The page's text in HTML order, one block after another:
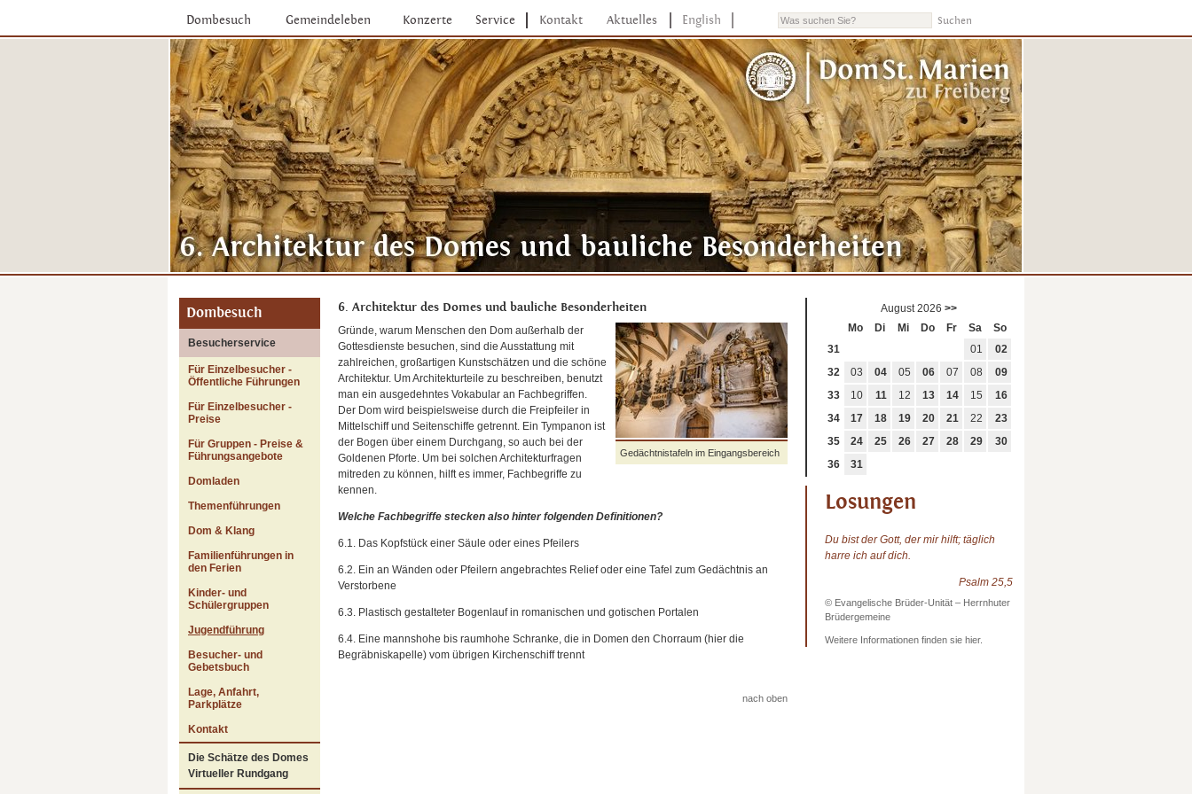
Dombesuch Gemeindeleben Konzerte Service Kontakt Aktuelles English
Dom
St. Marien
Dombesuch
Besucherservice
Für Einzelbesucher -
Öffentliche Führungen
Für Einzelbesucher -
Preise
Für Gruppen - Preise &
Führungsangebote
Domladen
Themenführungen
Dom & Klang
Familienführungen in
den Ferien
Kinder- und
Schülergruppen
Jugendführung
Besucher- und
Gebetsbuch
Lage, Anfahrt,
Parkplätze
Kontakt
Die Schätze des Domes
Virtueller Rundgang
6. Architektur des Domes und bauliche Besonderheiten
Gedächtnistafeln im Eingangsbereich
Gründe, warum Menschen den Dom außerhalb der
Gottesdienste besuchen, sind die Ausstattung mit
zahlreichen, großartigen Kunstschätzen und die schöne
Architektur. Um Architekturteile zu beschreiben, benutzt
man ein ausgedehntes Vokabular an Fachbegriffen.
Der Dom wird beispielsweise durch die Freipfeiler in
Mittelschiff und Seitenschiffe getrennt. Ein Tympanon ist
der Bogen über einem Durchgang, so auch bei der
Goldenen Pforte. Um bei solchen Architekturfragen
mitreden zu können, hilft es immer, Fachbegriffe zu
kennen.
Welche Fachbegriffe stecken also hinter folgenden Definitionen?
6.1. Das Kopfstück einer Säule oder eines Pfeilers
6.2. Ein an Wänden oder Pfeilern angebrachtes Relief oder eine Tafel zum Gedächtnis an
Verstorbene
6.3. Plastisch gestalteter Bogenlauf in romanischen und gotischen Portalen
6.4. Eine mannshohe bis raumhohe Schranke, die in Domen den Chorraum (hier die
Begräbniskapelle) vom übrigen Kirchenschiff trennt
nach oben
August 2026 >>
Mo
Di Mi Do Fr Sa
So
31
01
02
32
03 04 05 06 07 08
09
33
10 11 12 13 14 15
16
34
17 18 19 20 21 22
23
35
24 25 26 27 28 29
30
36
31
Losungen
Du bist der Gott, der mir hilft; täglich
harre ich auf dich.
Psalm 25,5
© Evangelische Brüder-Unität – Herrnhuter
Brüdergemeine
Weitere Informationen finden sie hier.